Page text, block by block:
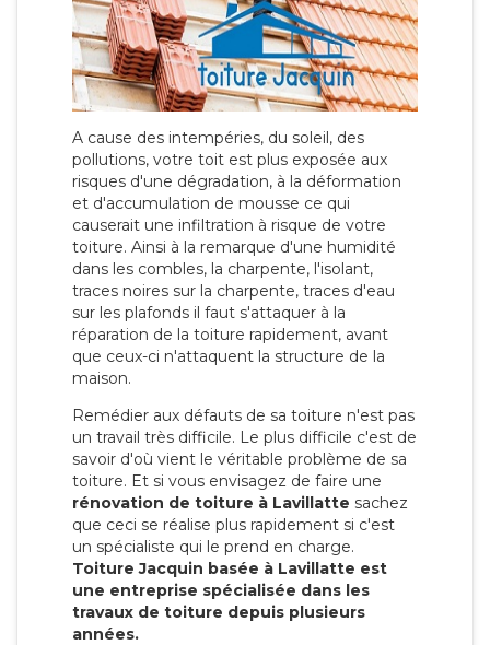
A cause des intempéries, du soleil, des
pollutions, votre toit est plus exposée aux
risques d'une dégradation, à la déformation
et d'accumulation de mousse ce qui
causerait une infiltration à risque de votre
toiture. Ainsi à la remarque d'une humidité
dans les combles, la charpente, l'isolant,
traces noires sur la charpente, traces d'eau
sur les plafonds il faut s'attaquer à la
réparation de la toiture rapidement, avant
que ceux-ci n'attaquent la structure de la
maison.
Remédier aux défauts de sa toiture n'est pas
un travail très difficile. Le plus difficile c'est de
savoir d'où vient le véritable problème de sa
toiture. Et si vous envisagez de faire une
rénovation de toiture à Lavillatte sachez
que ceci se réalise plus rapidement si c'est
un spécialiste qui le prend en charge.
Toiture Jacquin basée à Lavillatte est
une entreprise spécialisée dans les
travaux de toiture depuis plusieurs
années.